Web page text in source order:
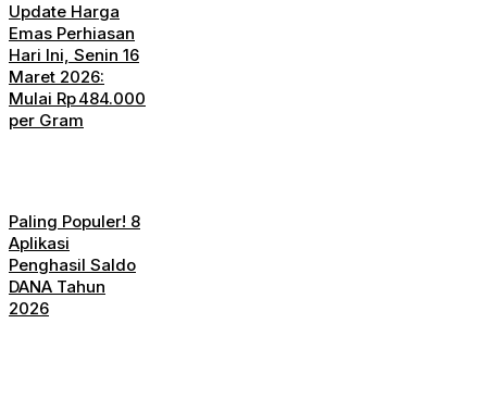
Update Harga
Emas Perhiasan
Hari Ini, Senin 16
Maret 2026:
Mulai Rp 484.000
per Gram
Paling Populer! 8
Aplikasi
Penghasil Saldo
DANA Tahun
2026